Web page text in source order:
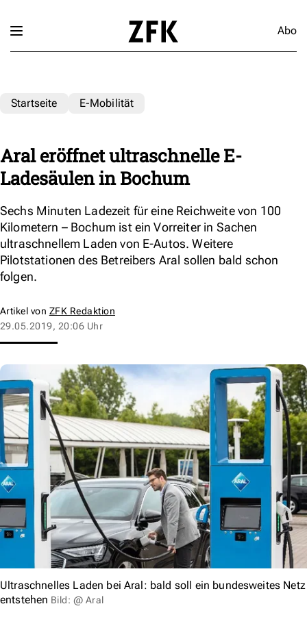
Abo
Startseite E-Mobilität
Aral eröffnet ultraschnelle E-
Ladesäulen in Bochum
Sechs Minuten Ladezeit für eine Reichweite von 100
Kilometern – Bochum ist ein Vorreiter in Sachen
ultraschnellem Laden von E-Autos. Weitere
Pilotstationen des Betreibers Aral sollen bald schon
folgen.
Artikel von ZFK Redaktion
29.05.2019, 20:06 Uhr
Ultraschnelles Laden bei Aral: bald soll ein bundesweites Netz
entstehen Bild: @ Aral